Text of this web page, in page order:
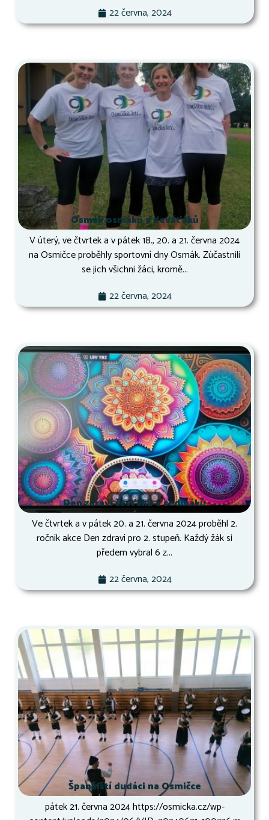
22 června, 2024
Osmák osmáků a deváťáků
V úterý, ve čtvrtek a v pátek 18., 20. a 21. června 2024
na Osmičce proběhly sportovní dny Osmák. Zúčastnili
se jich všichni žáci, kromě...
22 června, 2024
Den zdraví šesťáků a sedmáků
Ve čtvrtek a v pátek 20. a 21. června 2024 proběhl 2.
ročník akce Den zdraví pro 2. stupeň. Každý žák si
předem vybral 6 z...
22 června, 2024
Španělští dudáci na Osmičce
pátek 21. června 2024 https://osmicka.cz/wp-